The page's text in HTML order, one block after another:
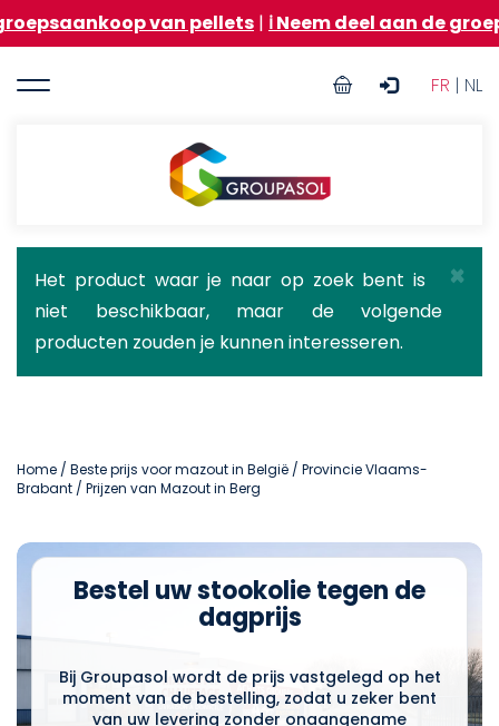
en
de
van pellets|ℹ️ Neem deel aan de
FR | NL
User
Groupasol
×
Statusbericht
Het product waar je naar op zoek bent is
niet beschikbaar, maar de volgende
producten zouden je kunnen interesseren.
Home / Beste prijs voor mazout in België / Provincie Vlaams-
Brabant / Prijzen van Mazout in Berg
Bestel uw stookolie tegen de
dagprijs
Bij Groupasol wordt de prijs vastgelegd op het
moment van de bestelling, zodat u zeker bent
van uw levering zonder onaangename